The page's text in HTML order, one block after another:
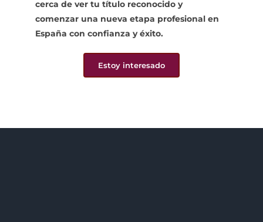
cerca de ver tu título reconocido y
comenzar una nueva etapa profesional en
España con confianza y éxito.
Estoy interesado